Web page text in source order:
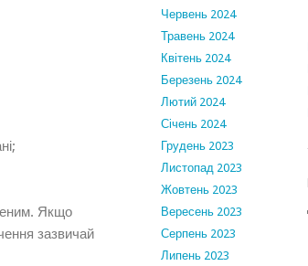
Якщо
зазвичай
Червень 2024
Травень 2024
Квітень 2024
Березень 2024
Лютий 2024
Січень 2024
Грудень 2023
Листопад 2023
Жовтень 2023
Вересень 2023
Серпень 2023
Липень 2023